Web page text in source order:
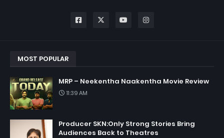
MOST POPULAR
MRP – Neekentha Naakentha Movie Review
11:39 AM
Producer SKN:Only Strong Stories Bring
Audiences Back to Theatres